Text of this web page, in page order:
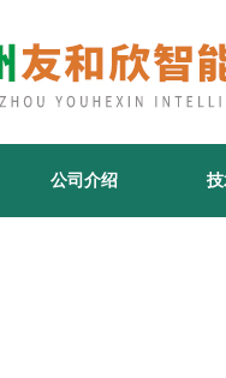
公司介绍